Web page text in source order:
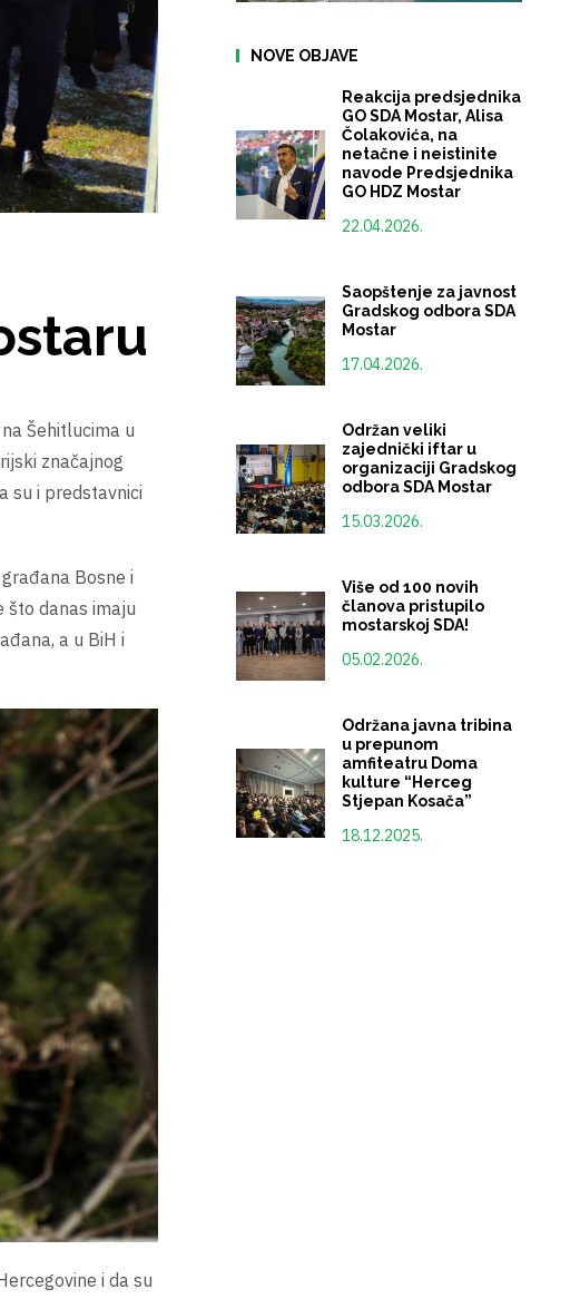
Šehitlucima u
značajnog
su i predstavnici
Bosne i
što danas imaju
a u BiH i
i da su
NOVE OBJAVE
Reakcija predsjednika
GO SDA Mostar, Alisa
Čolakovića, na
netačne i neistinite
navode Predsjednika
GO HDZ Mostar
22.04.2026.
Saopštenje za javnost
Gradskog odbora SDA
Mostar
17.04.2026.
Održan veliki
zajednički iftar u
organizaciji Gradskog
odbora SDA Mostar
15.03.2026.
Više od 100 novih
članova pristupilo
mostarskoj SDA!
05.02.2026.
Održana javna tribina
u prepunom
amfiteatru Doma
kulture “Herceg
Stjepan Kosača”
18.12.2025.